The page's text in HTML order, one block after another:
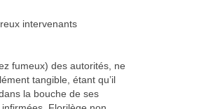
intervenants
fumeux) des autorités, ne
tangible, étant qu’il
la bouche de ses